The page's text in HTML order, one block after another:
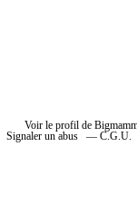
Voir le profil de
Signaler un abus
C.G.U.